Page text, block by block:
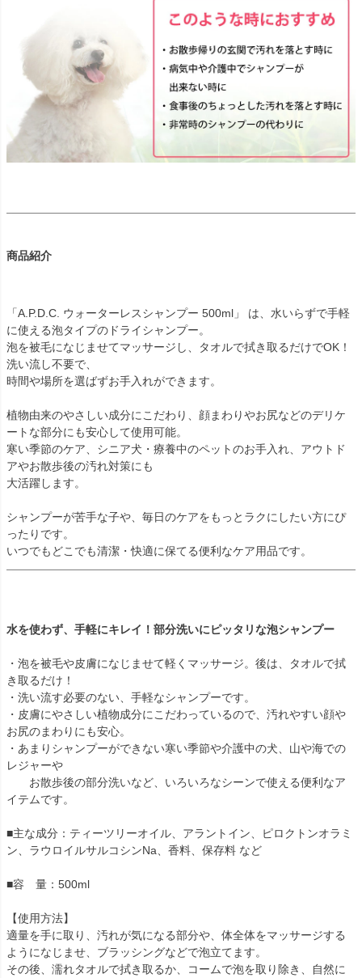
商品紹介
「A.P.D.C. ウォーターレスシャンプー 500ml」 は、水いらずで手軽
に使える泡タイプのドライシャンプー。
泡を被毛になじませてマッサージし、タオルで拭き取るだけでOK！
洗い流し不要で、
時間や場所を選ばずお手入れができます。
植物由来のやさしい成分にこだわり、顔まわりやお尻などのデリケ
ートな部分にも安心して使用可能。
寒い季節のケア、シニア犬・療養中のペットのお手入れ、アウトド
アやお散歩後の汚れ対策にも
大活躍します。
シャンプーが苦手な子や、毎日のケアをもっとラクにしたい方にぴ
ったりです。
いつでもどこでも清潔・快適に保てる便利なケア用品です。
水を使わず、手軽にキレイ！部分洗いにピッタリな泡シャンプー
・泡を被毛や皮膚になじませて軽くマッサージ。後は、タオルで拭
き取るだけ！
・洗い流す必要のない、手軽なシャンプーです。
・皮膚にやさしい植物成分にこだわっているので、汚れやすい顔や
お尻のまわりにも安心。
・あまりシャンプーができない寒い季節や介護中の犬、山や海での
レジャーや
お散歩後の部分洗いなど、いろいろなシーンで使える便利なア
イテムです。
■主な成分：ティーツリーオイル、アラントイン、ピロクトンオラミ
ン、ラウロイルサルコシンNa、香料、保存料 など
■容 量：500ml
【使用方法】
適量を手に取り、汚れが気になる部分や、体全体をマッサージする
ようになじませ、ブラッシングなどで泡立てます。
その後、濡れタオルで拭き取るか、コームで泡を取り除き、自然に